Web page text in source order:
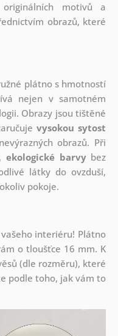
motivů a
obrazů, které
plátno s hmotností
nejen v samotném
Obrazy jsou tištěné
vysokou sytost
obrazů. Při
ekologické barvybez
látky do ovzduší,
pokoje.
interiéru! Plátno
o tloušťce 16 mm. K
(dle rozměru), které
podle toho, jak vám to